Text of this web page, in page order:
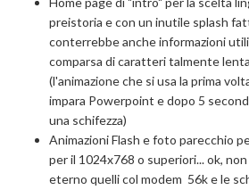
preistoria e con un inutile splash
conterrebbe anche informazioni
comparsa di caratteri talmente
(l'animazione che si usa la prima
impara Powerpoint e dopo 5
una schifezza)
Animazioni Flash e foto parecchio
per il 1024x768 o superiori... ok,
eterno quelli col modem 56k e le